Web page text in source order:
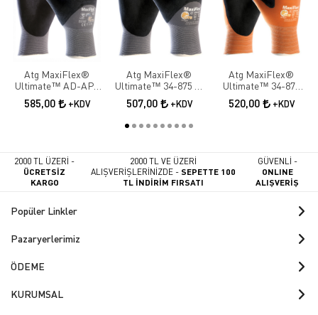
Atg MaxiFlex®
Ultimate™ AD-APT
42-875 ¾ Dipped İş
Eldiveni
585,00 +KDV
Atg MaxiFlex®
Ultimate™ 34-875 ¾
Dipped İş Eldiveni
507,00 +KDV
Atg MaxiFlex®
Ultimate™ 34-878
Palm İş Eldiveni
520,00 +KDV
2000 TL ÜZERİ -
ÜCRETSİZ
KARGO
2000 TL VE ÜZERİ
ALIŞVERİŞLERİNİZDE -SEPETTE 100
TL İNDİRİM FIRSATI
GÜVENLİ -
ONLINE
ALIŞVERİŞ
Popüler Linkler
Pazaryerlerimiz
ÖDEME
KURUMSAL